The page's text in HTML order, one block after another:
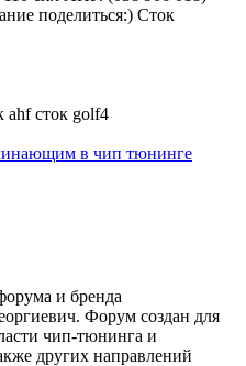
поделиться:) Сток
ahfсток golf4
в чип тюнинге
и бренда
Форум создан для
чип-тюнинга и
других направлений